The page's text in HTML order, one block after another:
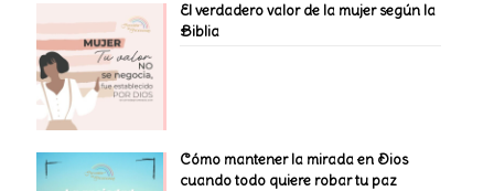
El verdadero valor de la mujer según la
Biblia
Cómo mantener la mirada en Dios
cuando todo quiere robar tu paz